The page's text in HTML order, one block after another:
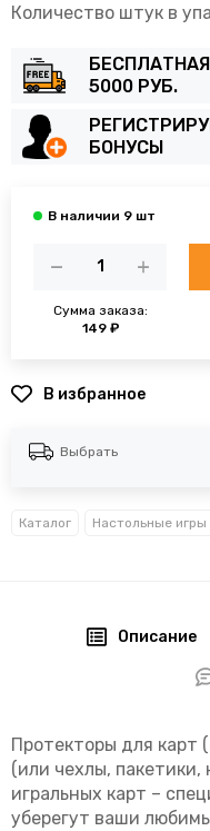
Количество штук в
5000 РУБ.
БОНУСЫ
Сумма заказа:
149 ₽
В избранное
Выбрать
Каталог Настольные игры
Описание
Протекторы для карт
(или чехлы,
игральных карт –
уберегут ваши